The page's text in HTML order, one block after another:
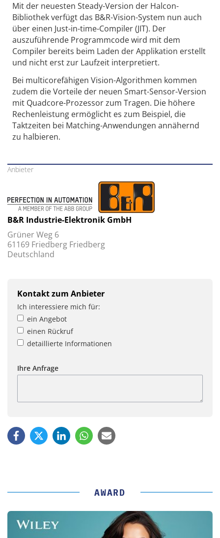
Mit der neuesten Steady-Version der Halcon-
Bibliothek verfügt das B&R-Vision-System nun auch
über einen Just-in-time-Compiler (JIT). Der
auszuführende Programmcode wird mit dem
Compiler bereits beim Laden der Applikation erstellt
und nicht erst zur Laufzeit interpretiert.
Bei multicorefähigen Vision-Algorithmen kommen
zudem die Vorteile der neuen Smart-Sensor-Version
mit Quadcore-Prozessor zum Tragen. Die höhere
Rechenleistung ermöglicht es zum Beispiel, die
Taktzeiten bei Matching-Anwendungen annähernd
zu halbieren.
Anbieter
B&R Industrie-Elektronik GmbH
Grüner Weg 6
61169 Friedberg Friedberg
Deutschland
Kontakt zum Anbieter
Ich interessiere mich für:
ein Angebot
einen Rückruf
detaillierte Informationen
Ihre Anfrage
AWARD